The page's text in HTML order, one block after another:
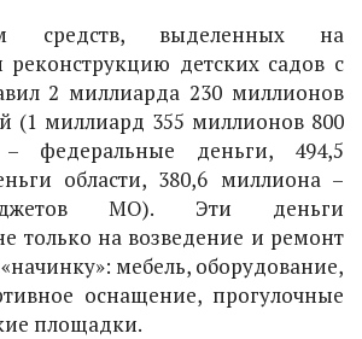
средств, выделенных на
реконструкцию детских садов с
2 миллиарда 230 миллионов
(1 миллиард 355 миллионов 800
федеральные деньги, 494,5
области, 380,6 миллиона –
МО). Эти деньги
только на возведение и ремонт
мебель, оборудование,
оснащение, прогулочные
площадки.